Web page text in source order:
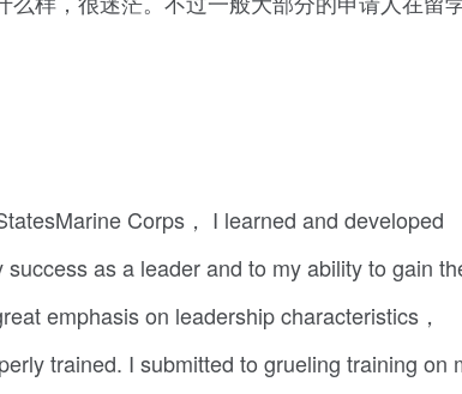
Corps， I learned and developed
as a leader and to my ability to gain
emphasis on leadership characteristics，
trained. I submitted to grueling training on